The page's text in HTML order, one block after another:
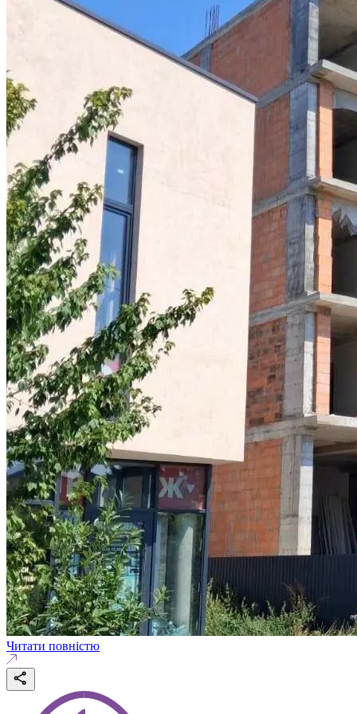
Читати повністю